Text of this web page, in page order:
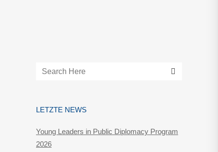
LETZTE NEWS
Young Leaders in Public Diplomacy Program
2026